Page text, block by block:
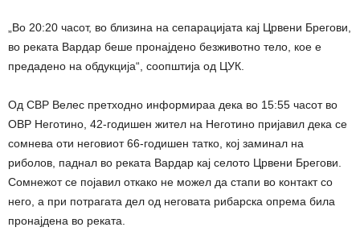
„Во 20:20 часот, во близина на сепарацијата кај Црвени Брегови,
во реката Вардар беше пронајдено безживотно тело, кое е
предадено на обдукција“, соопштија од ЦУК.
Од СВР Велес претходно информираа дека во 15:55 часот во
ОВР Неготино, 42-годишен жител на Неготино пријавил дека се
сомнева оти неговиот 66-годишен татко, кој заминал на
риболов, паднал во реката Вардар кај селото Црвени Брегови.
Сомнежот се појавил откако не можел да стапи во контакт со
него, а при потрагата дел од неговата рибарска опрема била
пронајдена во реката.